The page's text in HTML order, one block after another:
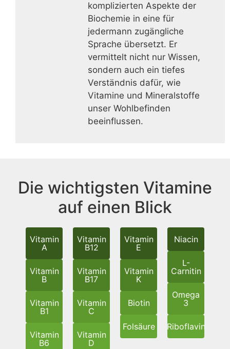
komplizierten Aspekte der
Biochemie in eine für
jedermann zugängliche
Sprache übersetzt. Er
vermittelt nicht nur Wissen,
sondern auch ein tiefes
Verständnis dafür, wie
Vitamine und Mineralstoffe
unser Wohlbefinden
beeinflussen.
Die wichtigsten Vitamine
auf einen Blick
Vitamin
A
Vitamin
B
Vitamin
B1
Vitamin
B6
Vitamin
B12
Vitamin
B17
Vitamin
C
Vitamin
D
Vitamin
E
Vitamin
K
Biotin
Folsäure
Niacin
L-
Carnitin
Omega
3
Riboflavin